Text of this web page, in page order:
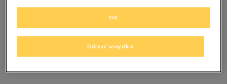
Brak produktów do wyświetlenia
Zmień kryteria wyszukiwania lub
usuń wybrane filtry
Odrzuć wszystkie
OK